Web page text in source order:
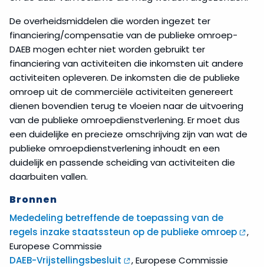
De overheidsmiddelen die worden ingezet ter
financiering/compensatie van de publieke omroep-
DAEB mogen echter niet worden gebruikt ter
financiering van activiteiten die inkomsten uit andere
activiteiten opleveren. De inkomsten die de publieke
omroep uit de commerciële activiteiten genereert
dienen bovendien terug te vloeien naar de uitvoering
van de publieke omroepdienstverlening. Er moet dus
een duidelijke en precieze omschrijving zijn van wat de
publieke omroepdienstverlening inhoudt en een
duidelijk en passende scheiding van activiteiten die
daarbuiten vallen.
Bronnen
Mededeling betreffende de toepassing van de
regels inzake staatssteun op de publieke omroep
,
Europese Commissie
DAEB-Vrijstellingsbesluit
, Europese Commissie